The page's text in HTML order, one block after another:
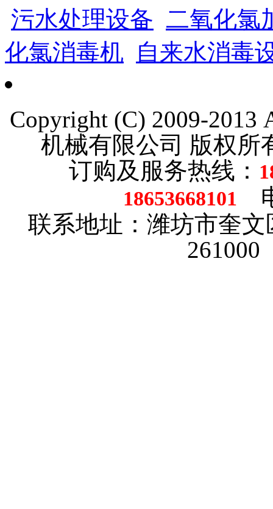
污水处理设备 二氧化氯
化氯消毒机
自来水消毒
Copyright (C) 2009-2013
机械有限公司 版权
订购及服务热线：
18653668101
联系地址：潍坊市奎